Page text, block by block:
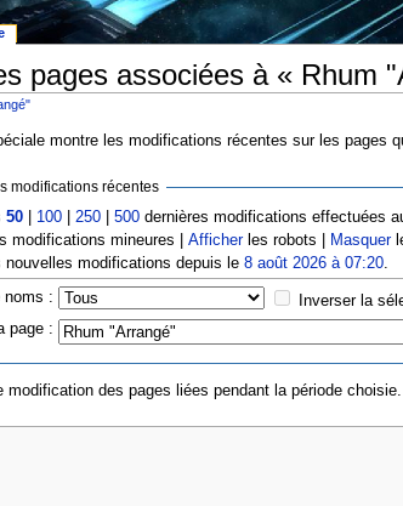
pages associées à « Rhum
montre les modifications récentes sur les pages
modifications récentes
50 100 250 |500 dernières modifications effectuées
modifications mineures |Afficherles robots | Masquer
nouvelles modifications depuis le8 août 2026 à 07:20
noms : Inverser la
page :
modification des pages liées pendant la période choisie.